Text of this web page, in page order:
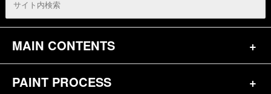
MAIN CONTENTS
トップページ
PAINT PROCESS